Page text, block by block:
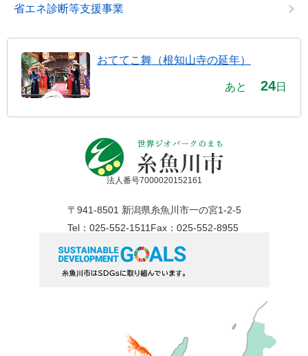
省エネ診断等支援事業
おててこ舞（根知山寺の延年）
あと 24日
法人番号7000020152161
〒941-8501 新潟県糸魚川市一の宮1-2-5
Tel：025-552-1511 Fax：025-552-8955